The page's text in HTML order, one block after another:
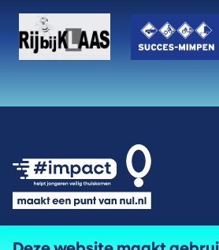
Privacyverklaring